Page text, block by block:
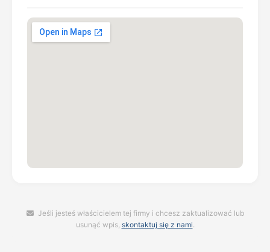
Jeśli jesteś właścicielem tej firmy i chcesz zaktualizować lub
usunąć wpis, skontaktuj się z nami.